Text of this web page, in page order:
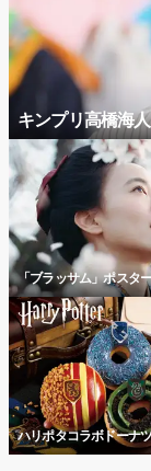
キンプリ高橋海
「ブラッサム」ポスタ
ハリポタコラボドーナ